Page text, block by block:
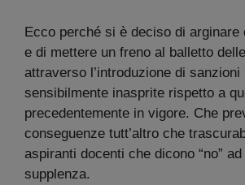
Ecco perché si è deciso di arginare
e di mettere un freno al balletto
attraverso l’introduzione di sanzioni
sensibilmente inasprite rispetto a
precedentemente in vigore. Che
conseguenze tutt’altro che
aspiranti docenti che dicono “no” ad
supplenza.